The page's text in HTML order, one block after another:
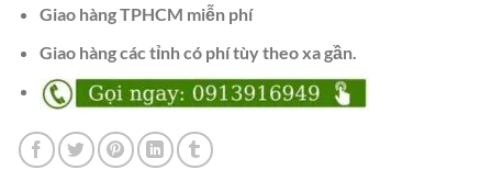
Giao hàng TPHCM miễn phí
Giao hàng các tỉnh có phí tùy theo xa gần.